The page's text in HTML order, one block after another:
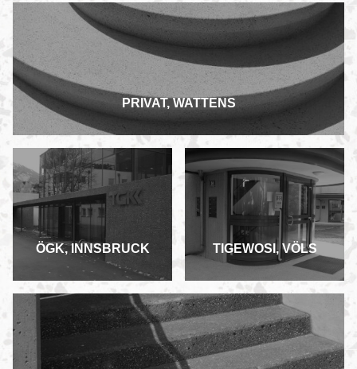
PRIVAT, WATTENS
ÖGK, INNSBRUCK TIGEWOSI, VÖLS